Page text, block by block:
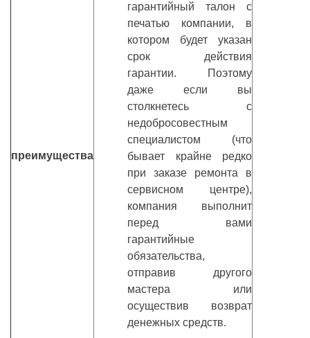
преимущества
гарантийный талон с
печатью компании, в
котором будет указан
срок действия
гарантии. Поэтому
даже если вы
столкнетесь с
недобросовестным
специалистом (что
бывает крайне редко
при заказе ремонта в
сервисном центре),
компания выполнит
перед вами
гарантийные
обязательства,
отправив другого
мастера или
осуществив возврат
денежных средств.